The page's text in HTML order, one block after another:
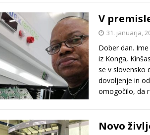
V
31. januarja,
Dober dan.
iz Konga,
se v slovensko
dovoljenje in
omogočilo, da
Novo